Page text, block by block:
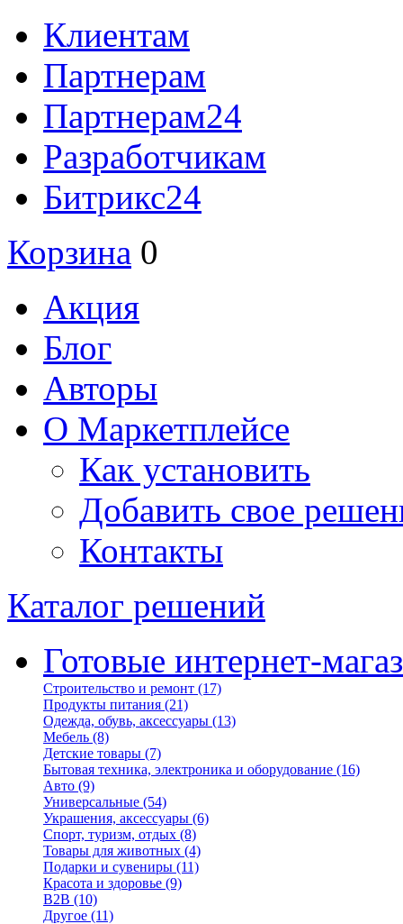
Клиентам
Партнерам
Партнерам24
Разработчикам
Битрикс24
Корзина 0
Акция
Блог
Авторы
О Маркетплейсе
Как установить
Добавить свое
Контакты
Каталог решений
Готовые интернет-
Строительство и ремонт (17)
Продукты питания (21)
Одежда, обувь, аксессуары (13)
Мебель (8)
Детские товары (7)
Бытовая техника, электроника и оборудование (16)
Авто (9)
Универсальные (54)
Украшения, аксессуары (6)
Спорт, туризм, отдых (8)
Товары для животных (4)
Подарки и сувениры (11)
Красота и здоровье (9)
B2B (10)
Другое (11)